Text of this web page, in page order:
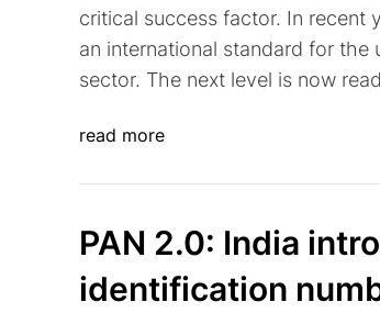
critical success factor. In recent
an international standard for the
sector. The next level is now
read more
PAN 2.0: India
identification